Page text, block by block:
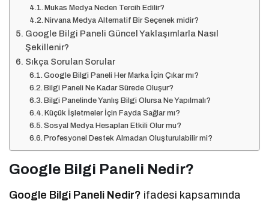
Mukas Medya Neden Tercih Edilir?
Nirvana Medya Alternatif Bir Seçenek midir?
Google Bilgi Paneli Güncel Yaklaşımlarla Nasıl
Şekillenir?
Sıkça Sorulan Sorular
Google Bilgi Paneli Her Marka İçin Çıkar mı?
Bilgi Paneli Ne Kadar Sürede Oluşur?
Bilgi Panelinde Yanlış Bilgi Olursa Ne Yapılmalı?
Küçük İşletmeler İçin Fayda Sağlar mı?
Sosyal Medya Hesapları Etkili Olur mu?
Profesyonel Destek Almadan Oluşturulabilir mi?
Google Bilgi Paneli Nedir?
Google Bilgi Paneli Nedir? ifadesi kapsamında